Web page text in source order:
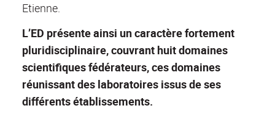
Etienne.
L’ED présente ainsi un caractère fortement
pluridisciplinaire, couvrant huit domaines
scientifiques fédérateurs, ces domaines
réunissant des laboratoires issus de ses
différents établissements.